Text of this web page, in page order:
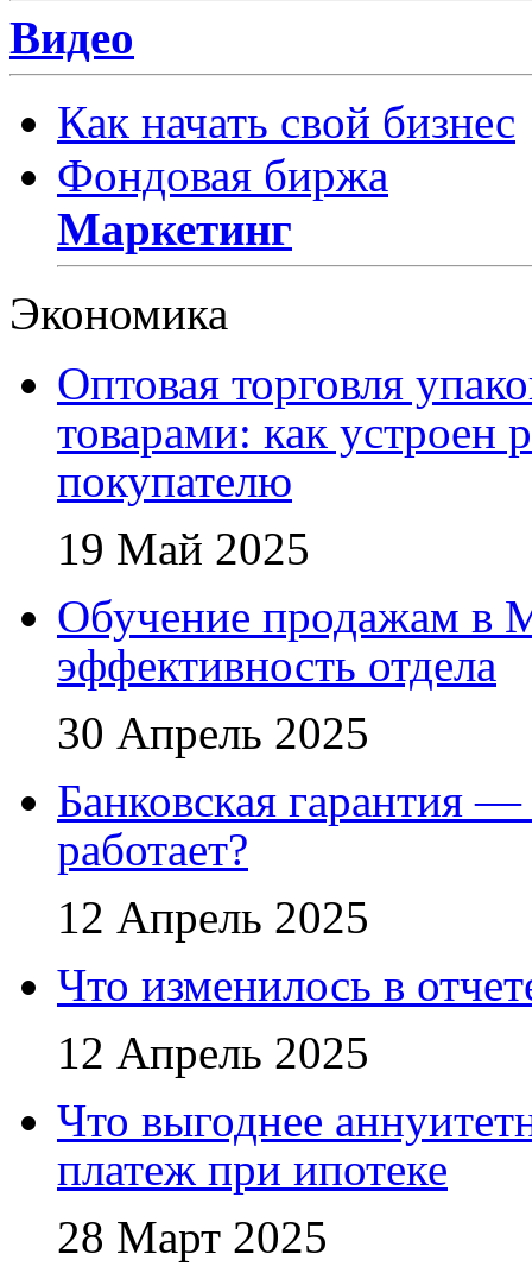
Видео
Как начать свой бизнес
Фондовая биржа
Маркетинг
Экономика
Оптовая торговля
товарами: как устроен
покупателю
19 Май 2025
Обучение продажам в
эффективность отдела
30 Апрель 2025
Банковская гарантия
работает?
12 Апрель 2025
Что изменилось в
12 Апрель 2025
Что выгоднее
платеж при ипотеке
28 Март 2025